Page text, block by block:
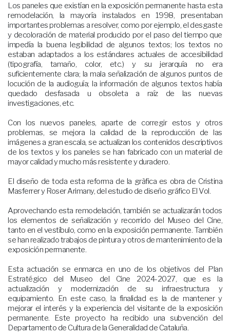
Los paneles que existían en la exposición permanente hasta esta
remodelación, la mayoría instalados en 1998, presentaban
importantes problemas a resolver, como por ejemplo, el desgaste
y decoloración de material producido por el paso del tiempo que
impedía la buena legibilidad de algunos textos; los textos no
estaban adaptados a los estándares actuales de accesibilidad
(tipografía, tamaño, color, etc.) y su jerarquía no era
suficientemente clara; la mala señalización de algunos puntos de
locución de la audioguía; la información de algunos textos había
quedado desfasada u obsoleta a raíz de las nuevas
investigaciones, etc.
Con los nuevos paneles, aparte de corregir estos y otros
problemas, se mejora la calidad de la reproducción de las
imágenes a gran escala, se actualizan los contenidos descriptivos
de los textos y los paneles se han fabricado con un material de
mayor calidad y mucho más resistente y duradero.
El diseño de toda esta reforma de la gràfica es obra de Cristina
Masferrer y Roser Arimany, del estudio de diseño gráfico El Vol.
Aprovechando esta remodelación, también se actualizarán todos
los elementos de señalización y recorrido del Museo del Cine,
tanto en el vestíbulo, como en la exposición permanente. También
se han realizado trabajos de pintura y otros de mantenimiento de la
exposición permanente.
Esta actuación se enmarca en uno de los objetivos del Plan
Estratégico del Museo del Cine 2024-2027, que es la
actualización y modernización de su infraestructura y
equipamiento. En este caso, la finalidad es la de mantener y
mejorar el interés y la experiencia del visitante de la exposición
permanente. Este proyecto ha recibido una subvención del
Departamento de Cultura de la Generalidad de Cataluña.